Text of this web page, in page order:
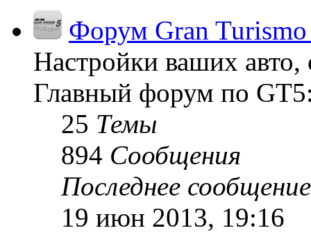
Форум Gran
Настройки ваших авто,
Главный форум по
25 Темы
894 Сообщения
Последнее сообщение
19 июн 2013, 19:16